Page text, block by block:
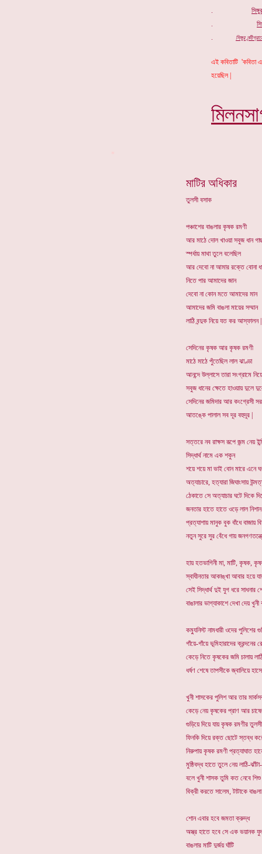
.
.
.
সিঙ্গুর
এই কবিতাটি 'কবিতা
হয়েছিল |
মাটির অধিকার
তুলসী বসাক
পঞ্চাশের বাঙলার কৃষক রমণী
আর মাঠে দোল খাওয়া সবুজ ধান
স্পর্ধায় মাথা তুলে বলেছিল
আর দেবো না আমার রক্তে বোনা
নিতে পার আমাদের জান
দেবো না কোন মতে আমাদের মান
আমাদের জমি বাঙলা মায়ের সম্মান
লাঠি বন্দুক নিয়ে যত কর আস্ফালন |
সেদিনের কৃষক আর কৃষক রমণী
মাঠে মাঠে পুঁতেছিল লাল ঝাণ্ডা
আনন্দে উল্লাসে তারা সংগ্রামে
সবুজ ধানের ক্ষেতে হাওয়ায় দুলে
সেদিনের জমিদার আর কংগ্রেসী
আতঙ্কে পালাল সব দূর বহুদূর |
সত্তরে নব রাক্ষস রূপে জন্ম নেয়
সিদ্ধার্থ নামে এক শকুন
শয়ে শয়ে মা ভাই বোন মারে এনে
অত্যাচারে, হত্যারা জিঘাংসায়
ঠেকাতে সে অত্যাচার ঘটে দিকে
জনতার হাতে হাতে ওড়ে লাল নিশান
প্রত্যাশায় মানুক বুক বাঁধে বাজায়
নতুন সুরে সুর বেঁধে গায়
হায় হতভাগিনী মা, মাটি, কৃষক,
স্বাধীনতার আকাঙ্খা আবার হয়ে
সেই সিদ্ধার্থ দুই যুগ ধরে সাধনার
বাঙালার ভাগ্যাকাশে দেখা দেয়
কম্যুনিস্ট নামধারী ওদের পুলিশের
গাঁয়ে-গাঁয়ে ভূমিহারাদের ক্রন্দনের
কেড়ে নিতে কৃষকের জমি চালায়
ধর্ষণ শেষে তাপসীকে জ্বালিয়ে
খুনী শাসকের পুলিশ আর তার
কেড়ে নেয় কৃষকের প্রাণ আর
গুড়িয়ে দিয়ে যায় কৃষক রমণীর
ফিনকি দিয়ে রক্ত ছোটে স্তব্ধ
নিরুপায় কৃষক রমণী প্রত্যাঘাত
মুষ্ঠিবদ্ধ হাতে তুলে নেয় লাঠি-
বলে খুনী শাসক তুমি কত নেবে
বিক্রী করতে সালেম, টাটাকে
শোন এবার হবে জমতা ক্রুদ্ধ
অস্ত্র হাতে হবে সে এক ভয়ানক
বাঙলার মাটি দুর্জয় ঘাঁটি